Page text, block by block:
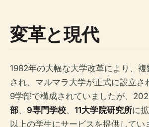
変革と現代
1982年の大幅な大学改革により、
され、マルマラ大学が正式に設立さ
9学部で構成されていましたが、
部、 9専門学校、 11大学院研究所に
以上の学生にサービスを提供してい